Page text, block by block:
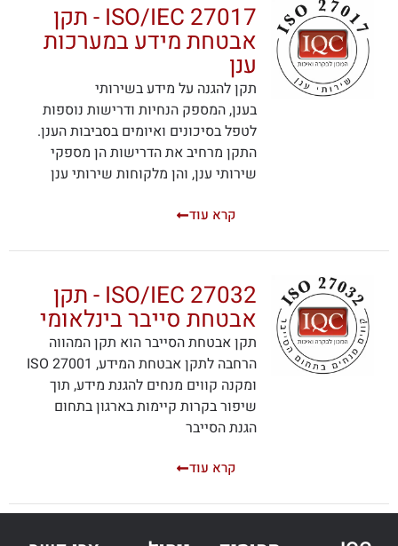
ISO/IEC 27017 - תקן
אבטחת מידע במערכות
ענן
תקן להגנה על מידע בשירותי
בענן, המספק הנחיות ודרישות נוספות
לטפל בסיכונים ואיומים בסביבות הענן.
התקן מרחיב את הדרישות הן מספקי
שירותי ענן, והן מלקוחות שירותי ענן
קרא עוד
ISO/IEC 27032 - תקן
אבטחת סייבר בינלאומי
תקן אבטחת הסייבר הוא תקן המהווה
הרחבה לתקן אבטחת המידע, ISO 27001
ומקנה קווים מנחים להגנת מידע, תוך
שיפור בקרות קיימות בארגון בתחום
הגנת הסייבר
קרא עוד